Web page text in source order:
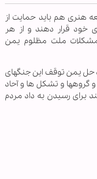
هنری هم باید حمایت از
خود قرار دهند و از هر
ملت مظلوم یمن
حل یمن توقف این جنگهای
گروهها و تشکل ها و آحاد
برای رسیدن به داد مردم